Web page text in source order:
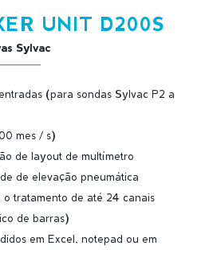
UNIT D200S
Sylvac
(para sondas Sylvac P2 a
mes / s)
de layout de multímetro
de elevação pneumática
o tratamento de até 24 canais
de barras)
em Excel, notepad ou em